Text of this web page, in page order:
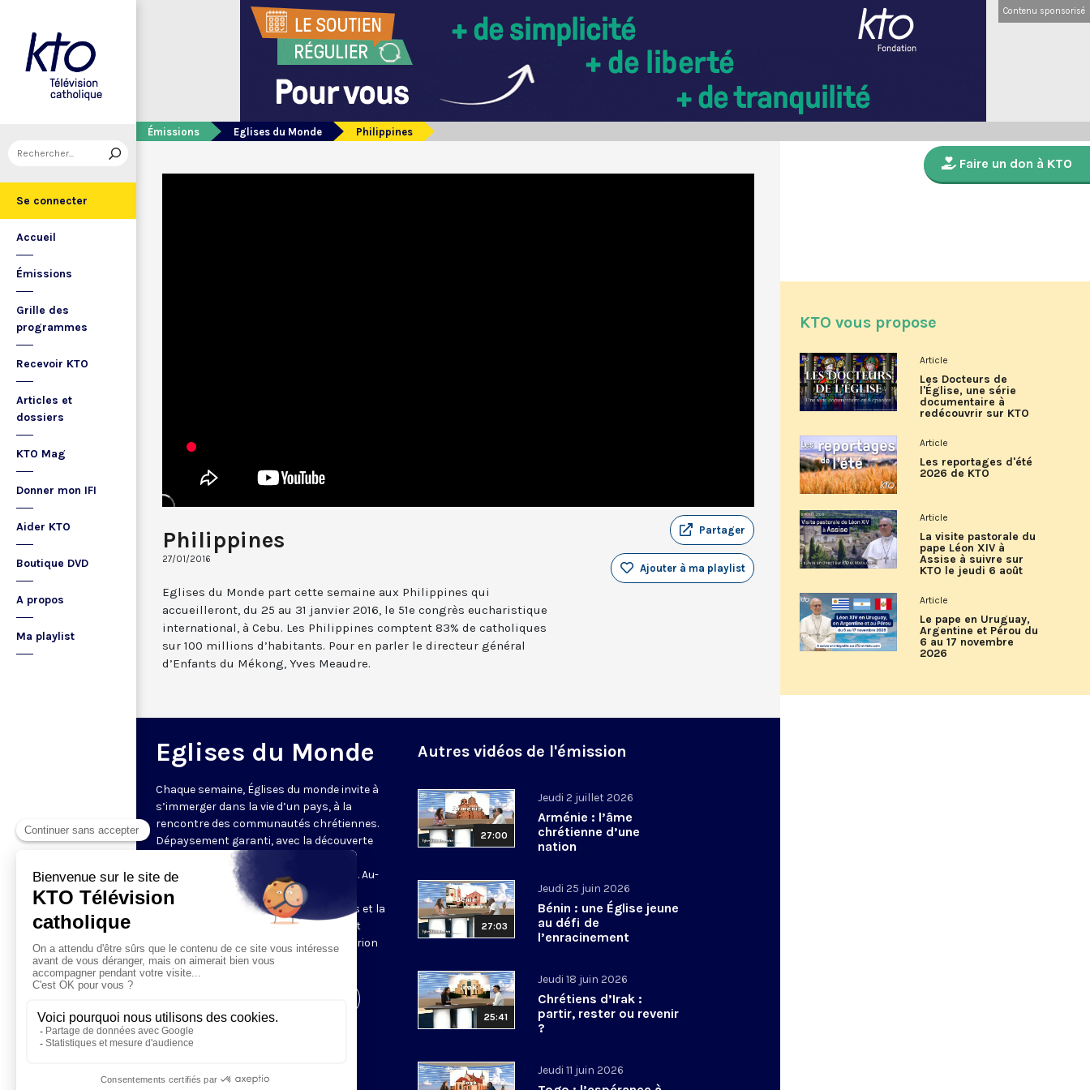
Se connecter
Accueil
Émissions
Grille des
programmes
Recevoir KTO
Articles et
dossiers
KTO Mag
Donner mon IFI
Aider KTO
Boutique DVD
A propos
Ma playlist
Contenu sponsorisé
Émissions Eglises du Monde Philippines
Philippines
27/01/2016
Partager
Ajouter à ma playlist
Eglises du Monde part cette semaine aux Philippines qui
accueilleront, du 25 au 31 janvier 2016, le 51e congrès eucharistique
international, à Cebu. Les Philippines comptent 83% de catholiques
sur 100 millions d’habitants. Pour en parler le directeur général
d’Enfants du Mékong, Yves Meaudre.
Eglises du Monde
Chaque semaine, Églises du monde invite à
s’immerger dans la vie d’un pays, à la
rencontre des communautés chrétiennes.
Dépaysement garanti, avec la découverte
des spécificités et du rayonnement de
l’Église catholique ou de ses difficultés. Au-
delà de l’actualité, il s’agit aussi de
comprendre les grands enjeux du pays et la
contribution que les chrétiens peuvent
apporter à la société. Présenté par Marion
Fontenille chaque jeudi à 21h45.
Autres vidéos de l'émission
27:00
Jeudi 2 juillet 2026
Arménie : l’âme
chrétienne d’une
nation
27:03
Jeudi 25 juin 2026
Bénin : une Église jeune
au défi de
l’enracinement
25:41
Jeudi 18 juin 2026
Chrétiens d’Irak :
partir, rester ou revenir
?
Jeudi 11 juin 2026
Faire un don à KTO
KTO vous propose
Article
Les Docteurs de
l'Église, une série
documentaire à
redécouvrir sur KTO
Article
Les reportages d'été
2026 de KTO
Article
La visite pastorale du
pape Léon XIV à
Assise à suivre sur
KTO le jeudi 6 août
Article
Le pape en Uruguay,
Argentine et Pérou du
6 au 17 novembre
2026